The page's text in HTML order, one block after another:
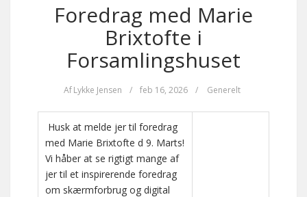
Foredrag med Marie
Brixtofte i
Forsamlingshuset
Af Lykke Jensen / feb 16, 2026 / Generelt
Husk at melde jer til foredrag
med Marie Brixtofte d 9. Marts!
Vi håber at se rigtigt mange af
jer til et inspirerende foredrag
om skærmforbrug og digital